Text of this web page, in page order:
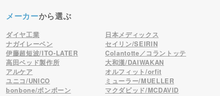
メーカーから選ぶ
ダイヤ工業
日本メディックス
ナガイレーベン
セイリン/SEIRIN
伊藤超短波/ITO-LATER
Colantotte／コラントッテ
高田ベッド製作所
大和漢/DAIWAKAN
アルケア
オルフィット/orfit
ユニコ/UNICO
ミューラー/MUELLER
bonbone/ボンボーン
マクダビッド/MCDAVID